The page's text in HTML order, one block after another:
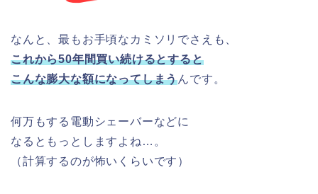
なんと、最もお手頃なカミソリでさえも、
これから50年間買い続けるとすると
こんな膨大な額になってしまうんです。
何万もする電動シェーバーなどに
なるともっとしますよね…。
（計算するのが怖いくらいです）